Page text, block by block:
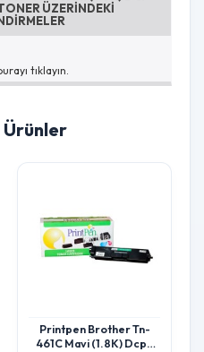
ÜZERINDEKI
tıklayın.
Ürünler
Printpen Brother Tn-
461C Mavi (1.8K) Dcp-